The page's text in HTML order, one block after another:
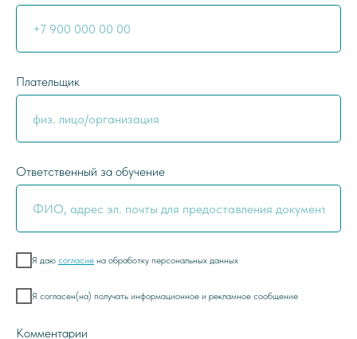
Плательщик
Ответственный за обучение
Я даю согласие на обработку персональных данных
Я согласен(на) получать информационное и рекламное сообщение
Комментарии